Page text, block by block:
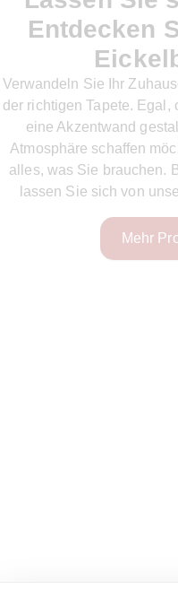
Entdecken
Verwandeln Sie Ihr
der richtigen Tapete.
eine Akzentwand
Atmosphäre schaffen
alles, was Sie brauchen.
lassen Sie sich von
Mehr